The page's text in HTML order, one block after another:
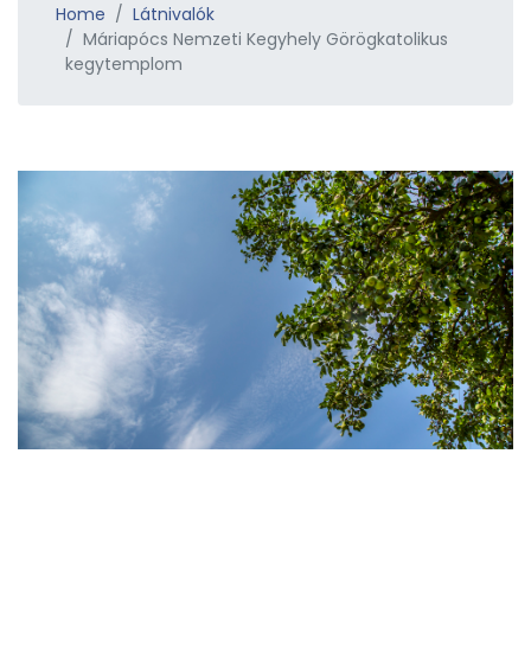
Home
Látnivalók
Máriapócs Nemzeti Kegyhely Görögkatolikus
kegytemplom